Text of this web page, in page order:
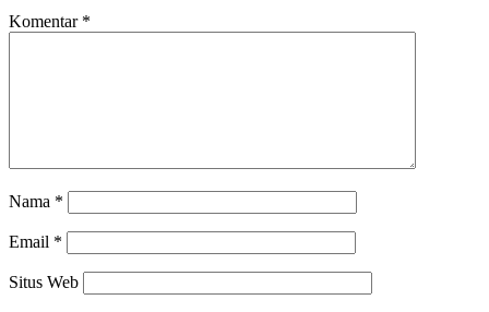
Komentar *
Nama *
Email *
Situs Web